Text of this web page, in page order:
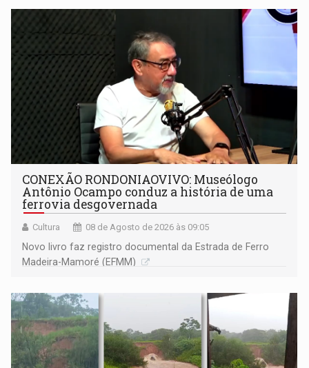
CONEXÃO RONDONIAOVIVO: Museólogo
Antônio Ocampo conduz a história de uma
ferrovia desgovernada
Cultura 08 de Agosto de 2026 às 09:05
Novo livro faz registro documental da Estrada de Ferro
Madeira-Mamoré (EFMM)